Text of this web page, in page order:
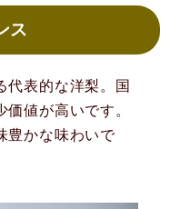
ス
代表的な洋梨。国
値が高いです。
豊かな味わいで